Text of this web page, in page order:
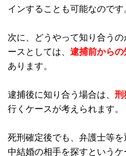
インすることも可能なのです
次に、どうやって知り合う
ースとしては、 逮捕前からの
あります。
逮捕後に知り合う場合は、 刑
行くケースが考えられます。
死刑確定後でも、弁護士等
中結婚の相手を探すというケ